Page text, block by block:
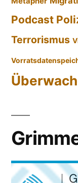
Podcast
Terrorismus